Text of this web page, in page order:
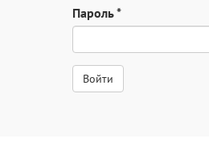
Пароль*